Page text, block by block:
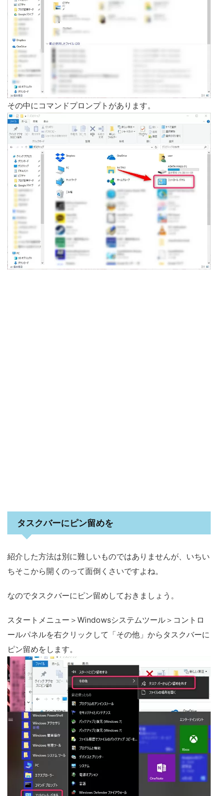
その中にコマンドプロンプトがあります。
タスクバーにピン留めを
紹介した方法は別に難しいものではありませんが、いちい
ちそこから開くのって面倒くさいですよね。
なのでタスクバーにピン留めしておきましょう。
スタートメニュー＞Windowsシステムツール＞コントロ
ールパネルを右クリックして「その他」からタスクバーに
ピン留めをします。